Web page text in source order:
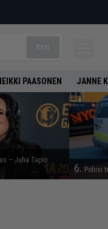
PAASONEN JANNE
– Juha Tapio
6. Poliisi